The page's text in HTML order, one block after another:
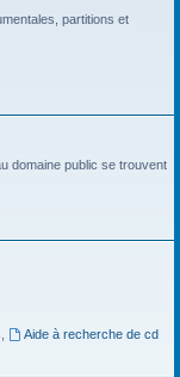
partitions et
domaine public se trouvent
Aide à recherche de cd